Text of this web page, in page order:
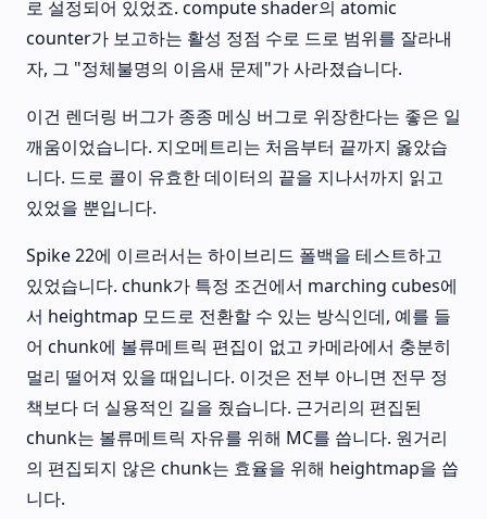
로 설정되어 있었죠. compute shader의 atomic
counter가 보고하는 활성 정점 수로 드로 범위를 잘라내
자, 그 "정체불명의 이음새 문제"가 사라졌습니다.
이건 렌더링 버그가 종종 메싱 버그로 위장한다는 좋은 일
깨움이었습니다. 지오메트리는 처음부터 끝까지 옳았습
니다. 드로 콜이 유효한 데이터의 끝을 지나서까지 읽고
있었을 뿐입니다.
Spike 22에 이르러서는 하이브리드 폴백을 테스트하고
있었습니다. chunk가 특정 조건에서 marching cubes에
서 heightmap 모드로 전환할 수 있는 방식인데, 예를 들
어 chunk에 볼류메트릭 편집이 없고 카메라에서 충분히
멀리 떨어져 있을 때입니다. 이것은 전부 아니면 전무 정
책보다 더 실용적인 길을 줬습니다. 근거리의 편집된
chunk는 볼류메트릭 자유를 위해 MC를 씁니다. 원거리
의 편집되지 않은 chunk는 효율을 위해 heightmap을 씁
니다.